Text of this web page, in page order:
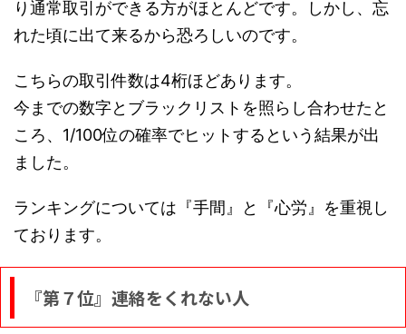
り通常取引ができる方がほとんどです。しかし、忘
れた頃に出て来るから恐ろしいのです。
こちらの取引件数は4桁ほどあります。
今までの数字とブラックリストを照らし合わせたと
ころ、1/100位の確率でヒットするという結果が出
ました。
ランキングについては『手間』と『心労』を重視し
ております。
『第７位』連絡をくれない人